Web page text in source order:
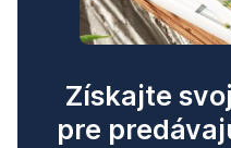
Získajte
pre